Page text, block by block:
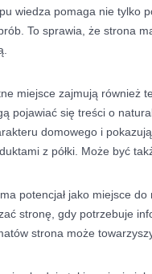
wiedza pomaga nie tylko
To sprawia, że strona
miejsce zajmują również
pojawiać się treści o
domowego i
z półki. Może być
potencjał jako miejsce
stronę, gdy potrzebuje
strona może